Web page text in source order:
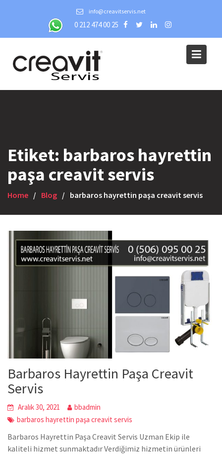
info@creavitservis.net
0 212 474 00 25
Etiket: barbaros hayrettin
paşa creavit servis
Home Blog barbaros hayrettin paşa creavit servis
Barbaros Hayrettin Paşa Creavit
Servis
Aralık 30, 2021
bbadmin
barbaros hayrettin paşa creavit servis
Barbaros Hayrettin Paşa Creavit Servis Uzman Ekip ile
kaliteli hizmet sunmaktadır Verdiğimiz hizmetin ürünleri